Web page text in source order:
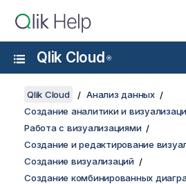
Qlik Cloud ®
Qlik Cloud
Анализ данных
Создание аналитики и
Работа с визуализациями
Создание и редактирование
Создание визуализаций
Создание комбинированных